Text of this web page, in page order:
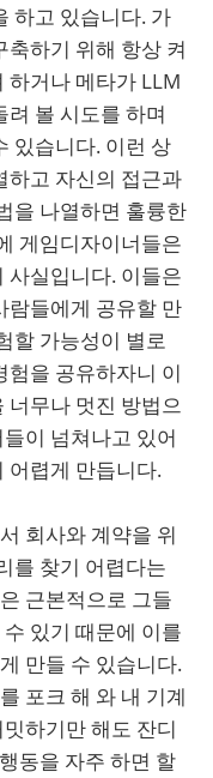
하고 있습니다. 가
하기 위해 항상 켜
하거나 메타가 LLM
볼 시도를 하며
있습니다. 이런 상
하고 자신의 접근과
을 나열하면 훌륭한
게임디자이너들은
사실입니다. 이들은
람들에게 공유할 만
할 가능성이 별로
험을 공유하자니 이
너무나 멋진 방법으
이 넘쳐나고 있어
어렵게 만듭니다.
회사와 계약을 위
를 찾기 어렵다는
근본적으로 그들
있기 때문에 이를
만들 수 있습니다.
포크 해 와 내 기계
하기만 해도 잔디
동을 자주 하면 할